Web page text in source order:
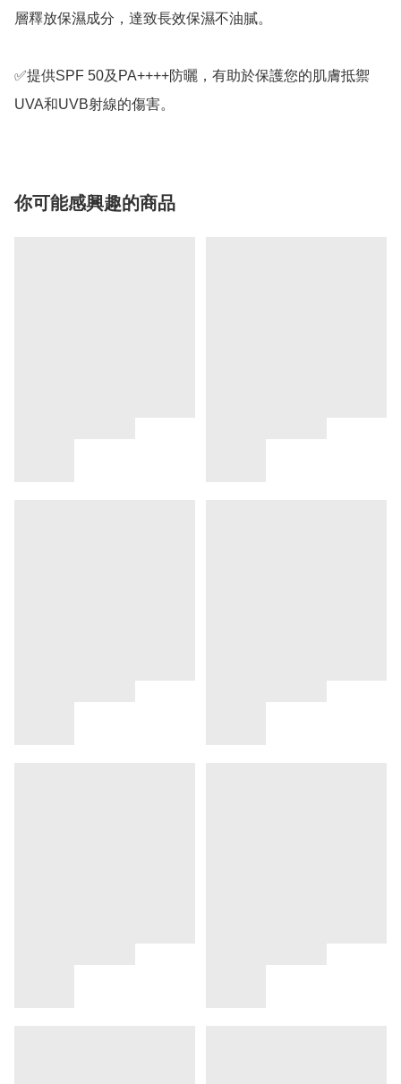
層釋放保濕成分，達致長效保濕不油膩。
✅提供SPF 50及PA++++防曬，有助於保護您的肌膚抵禦
UVA和UVB射線的傷害。
你可能感興趣的商品